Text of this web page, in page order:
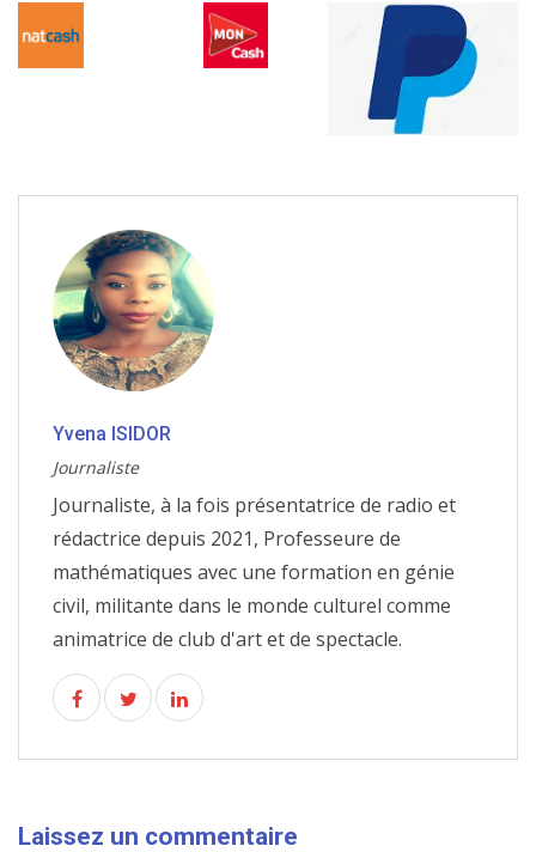
Yvena ISIDOR
Journaliste
Journaliste, à la fois présentatrice de radio et
rédactrice depuis 2021, Professeure de
mathématiques avec une formation en génie
civil, militante dans le monde culturel comme
animatrice de club d'art et de spectacle.
Laissez un commentaire